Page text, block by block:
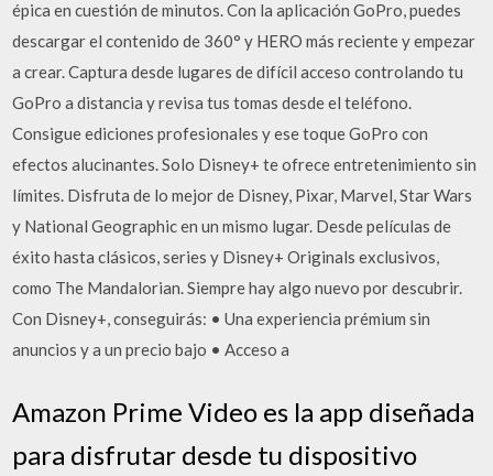
épica en cuestión de minutos. Con la aplicación GoPro, puedes
descargar el contenido de 360° y HERO más reciente y empezar
a crear. Captura desde lugares de difícil acceso controlando tu
GoPro a distancia y revisa tus tomas desde el teléfono.
Consigue ediciones profesionales y ese toque GoPro con
efectos alucinantes. Solo Disney+ te ofrece entretenimiento sin
límites. Disfruta de lo mejor de Disney, Pixar, Marvel, Star Wars
y National Geographic en un mismo lugar. Desde películas de
éxito hasta clásicos, series y Disney+ Originals exclusivos,
como The Mandalorian. Siempre hay algo nuevo por descubrir.
Con Disney+, conseguirás: • Una experiencia prémium sin
anuncios y a un precio bajo • Acceso a
Amazon Prime Video es la app diseñada
para disfrutar desde tu dispositivo